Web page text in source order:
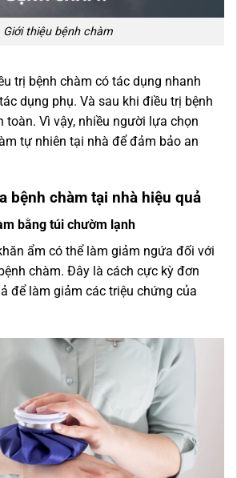
Giới thiệu bệnh chàm
trị bệnh chàm có tác dụng nhanh
dụng phụ. Và sau khi điều trị bệnh
toàn. Vì vậy, nhiều người lựa chọn
tự nhiên tại nhà để đảm bảo an
bệnh chàm tại nhà hiệu quả
bằng túi chườm lạnh
ẩm có thể làm giảm ngứa đối với
chàm. Đây là cách cực kỳ đơn
để làm giảm các triệu chứng của